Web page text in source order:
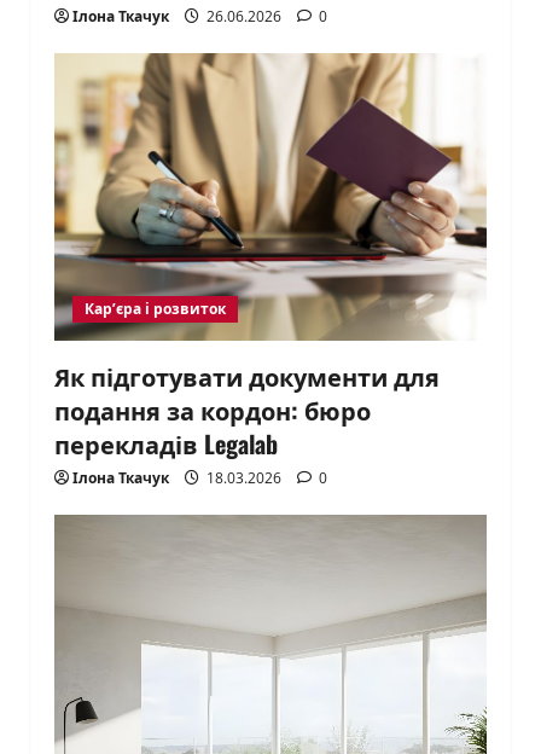
Ілона Ткачук 26.06.2026 0
Кар’єра і розвиток
Як підготувати документи для
подання за кордон: бюро
перекладів Legalab
Ілона Ткачук 18.03.2026 0